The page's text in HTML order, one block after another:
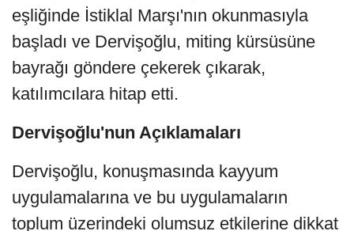
eşliğinde İstiklal Marşı'nın okunmasıyla
başladı ve Dervişoğlu, miting kürsüsüne
bayrağı göndere çekerek çıkarak,
katılımcılara hitap etti.
Dervişoğlu'nun Açıklamaları
Dervişoğlu, konuşmasında kayyum
uygulamalarına ve bu uygulamaların
toplum üzerindeki olumsuz etkilerine dikkat